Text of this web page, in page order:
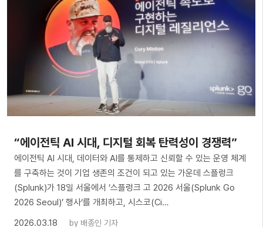
“에이전틱 AI 시대, 디지털 회복 탄력성이 경쟁력”
에이전틱 AI 시대, 데이터와 AI를 통제하고 신뢰할 수 있는 운영 체계
를 구축하는 것이 기업 생존의 조건이 되고 있는 가운데 스플렁크
(Splunk)가 18일 서울에서 ‘스플렁크 고 2026 서울(Splunk Go
2026 Seoul)’ 행사‘를 개최하고, 시스코(Ci…
2026.03.18
by 배종인 기자